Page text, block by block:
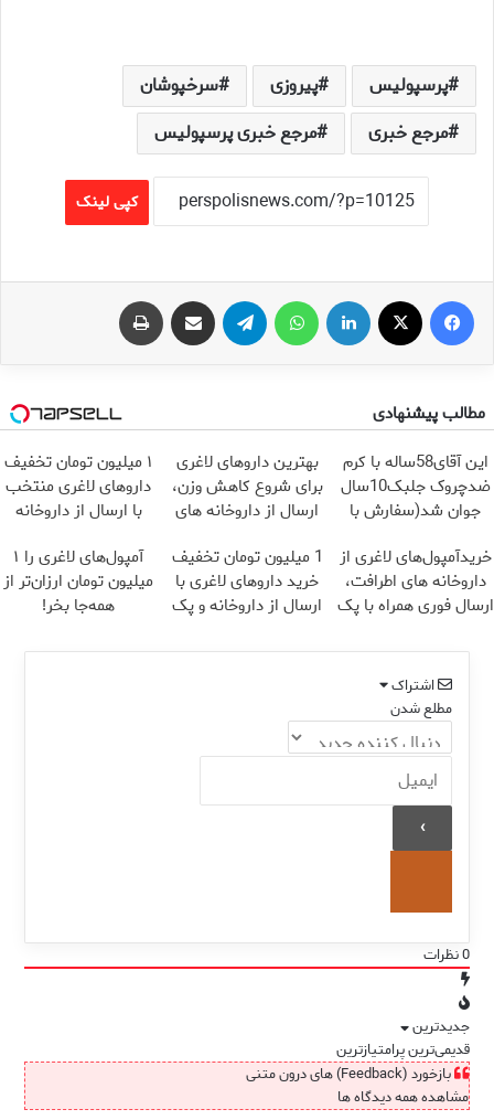
پرسپولیس پیروزی
سرخپوشان
مرجع خبری
مرجع خبری پرسپولیس
کپی لینک
فیس بوک لینکدین واتس آپ تلگرام اشتراک گذاری از طریق ایمیل
مطالب پیشنهادی
این آقای58ساله با کرم
ضدچروک جلبک10سال
جوان شد(سفارش با
بهترین داروهای لاغری
برای شروع کاهش وزن،
ارسال از داروخانه های
۱ میلیون تومان تخفیف
داروهای لاغری منتخب
با ارسال از داروخانه
خریدآمپول‌های لاغری از
داروخانه های اطرافت،
ارسال فوری همراه با پک
1 میلیون تومان تخفیف
خرید داروهای لاغری با
ارسال از داروخانه و پک
آمپول‌های لاغری را ۱
میلیون تومان ارزان‌تر از
همه‌جا بخر!
اشتراک
مطلع شدن
0نظرات
جدیدترین
قدیمی‌ترینپرامتیازترین
بازخورد (Feedback) های درون متنی
مشاهده همه دیدگاه ها